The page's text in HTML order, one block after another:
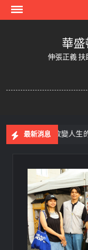
Skip
華
伸張正義 扶
最新消息
片，變成改變人生的機會